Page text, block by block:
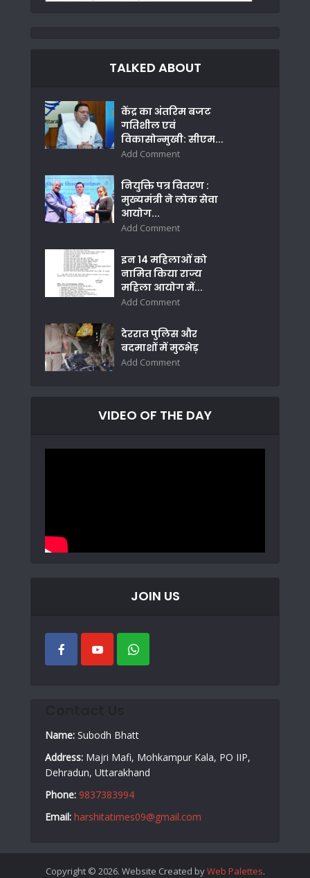
TALKED ABOUT
केंद्र का अंतरिम बजट
गतिशील एवं
विकासोन्मुखी: सीएम...
Add Comment
नियुक्ति पत्र वितरण :
मुख्यमंत्री ने लोक सेवा
आयोग...
Add Comment
इन 14 महिलाओं को
नामित किया राज्य
महिला आयोग में...
Add Comment
देररात पुलिस और
बदमाशों में मुठभेड़
Add Comment
VIDEO OF THE DAY
JOIN US
Name: Subodh Bhatt
Address: Majri Mafi, Mohkampur Kala, PO IIP,
Dehradun, Uttarakhand
Phone: 9837383994
Email: harshitatimes09@gmail.com
Copyright © 2026. Website Created byWeb Palettes.